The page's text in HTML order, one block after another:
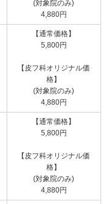
(対象院のみ)
4,880円
【通常価格】
5,800円
【皮フ科オリジナル価
格】
(対象院のみ)
4,880円
【通常価格】
5,800円
【皮フ科オリジナル価
格】
(対象院のみ)
4,880円